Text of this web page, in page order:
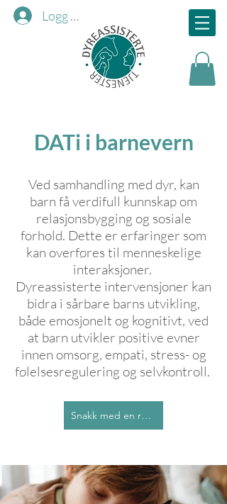
Logg inn
DATi i barnevern
Ved samhandling med dyr, kan
barn få verdifull kunnskap om
relasjonsbygging og sosiale
forhold. Dette er erfaringer som
kan overføres til menneskelige
interaksjoner.
Dyreassisterte intervensjoner kan
bidra i sårbare barns utvikling,
både emosjonelt og kognitivt, ved
at barn utvikler positive evner
innen omsorg, empati, stress- og
følelsesregulering og selvkontroll.
Snakk med en rådgiver